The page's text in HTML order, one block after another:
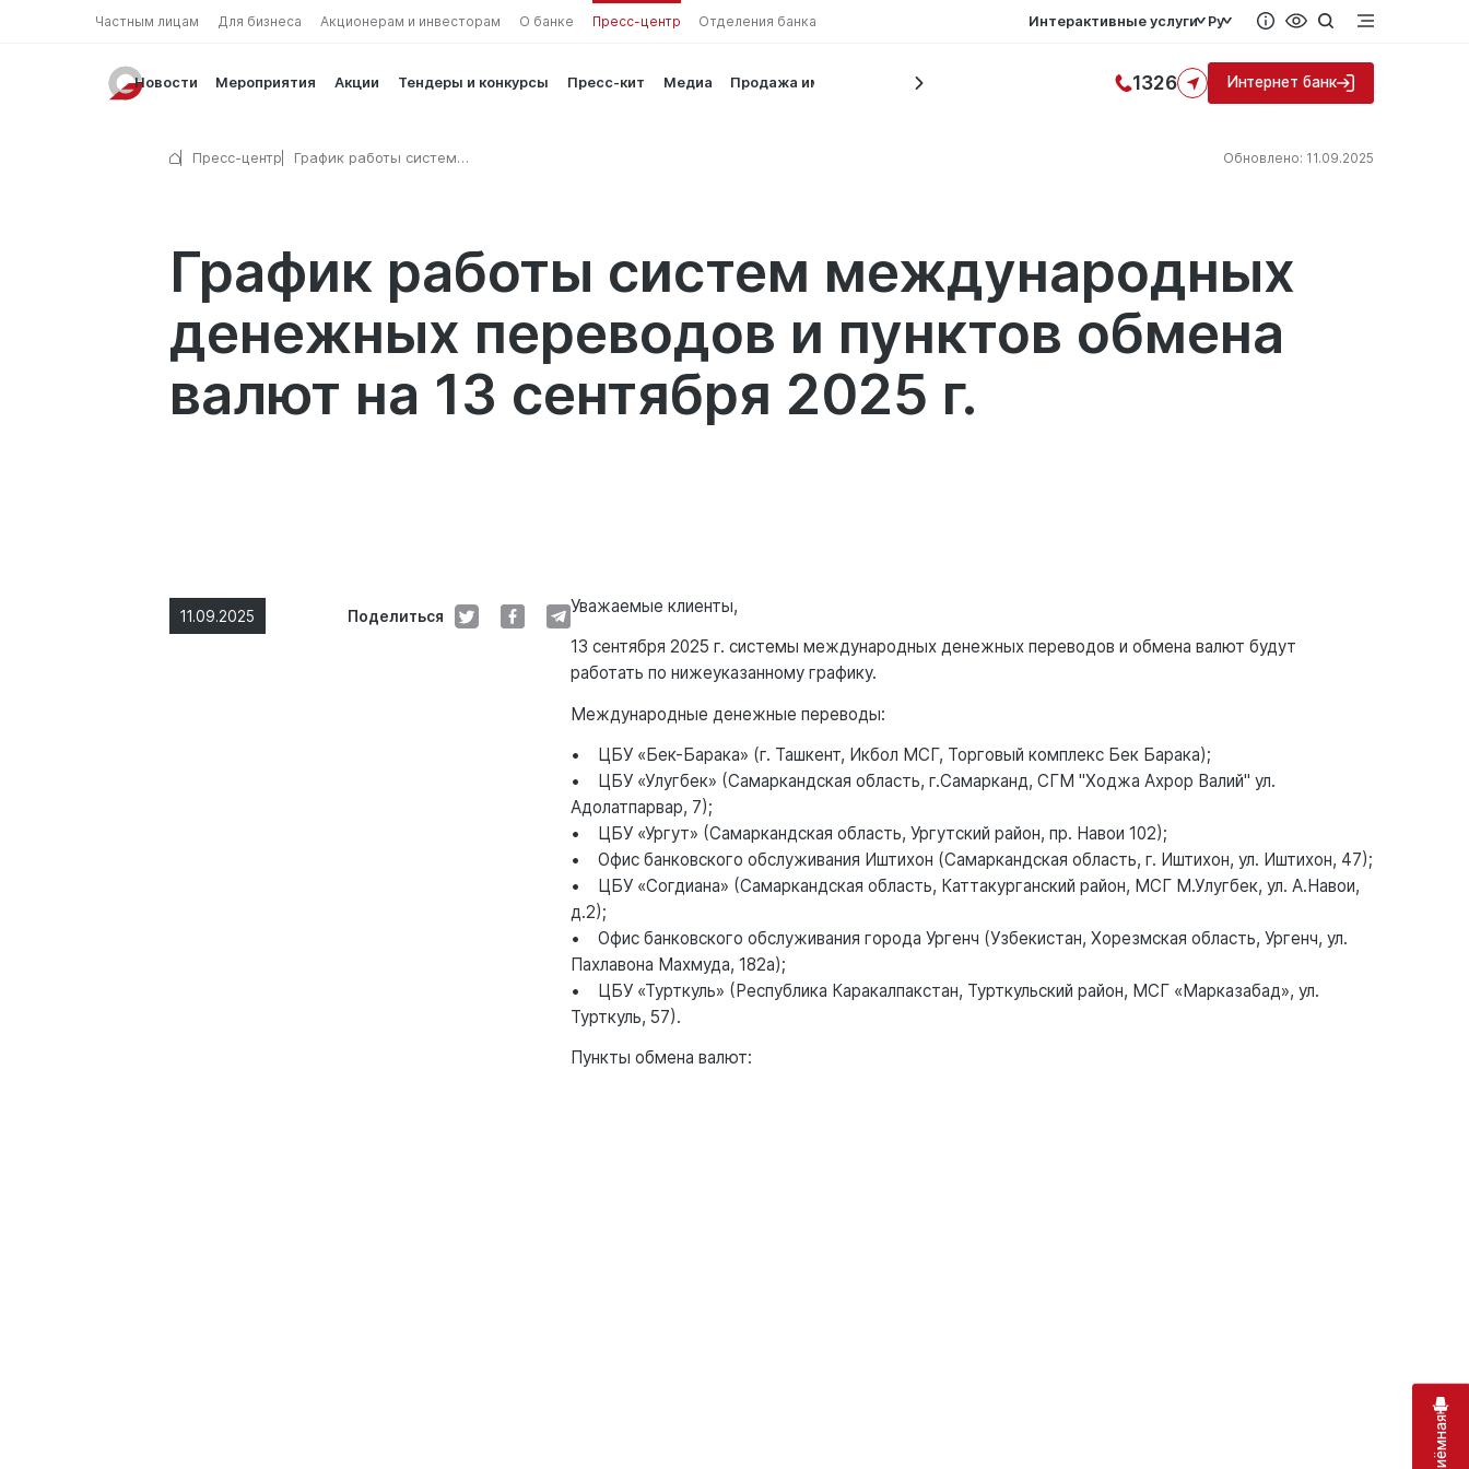
Частным лицам Для бизнеса Акционерам и инвесторам О банке Пресс-центр Отделения банка Интерактивные услуги Ру
Новости Мероприятия Акции Тендеры и конкурсы Пресс-кит Медиа Продажа имущества 1326 Интернет банк
Пресс-центр
График работы систем
Обновлено: 11.09.2025
График работы систем международных
денежных переводов и пунктов обмена
валют на 13 сентября 2025 г.
11.09.2025 Поделиться
Уважаемые клиенты,
13 сентября 2025 г. системы международных денежных переводов и обмена валют будут
работать по нижеуказанному графику.
Международные денежные переводы:
• ЦБУ «Бек-Барака» (г. Ташкент, Икбол МСГ, Торговый комплекс Бек Барака);
• ЦБУ «Улугбек» (Самаркандская область, г.Самарканд, СГМ "Ходжа Ахрор Валий" ул.
Адолатпарвар, 7);
• ЦБУ «Ургут» (Самаркандская область, Ургутский район, пр. Навои 102);
• Офис банковского обслуживания Иштихон (Самаркандская область, г. Иштихон, ул. Иштихон, 47);
• ЦБУ «Согдиана» (Самаркандская область, Каттакурганский район, МСГ М.Улугбек, ул. А.Навои,
д.2);
• Офис банковского обслуживания города Ургенч (Узбекистан, Хорезмская область, Ургенч, ул.
Пахлавона Махмуда, 182а);
• ЦБУ «Турткуль» (Республика Каракалпакстан, Турткульский район, МСГ «Марказабад», ул.
Турткуль, 57).
Пункты обмена валют: